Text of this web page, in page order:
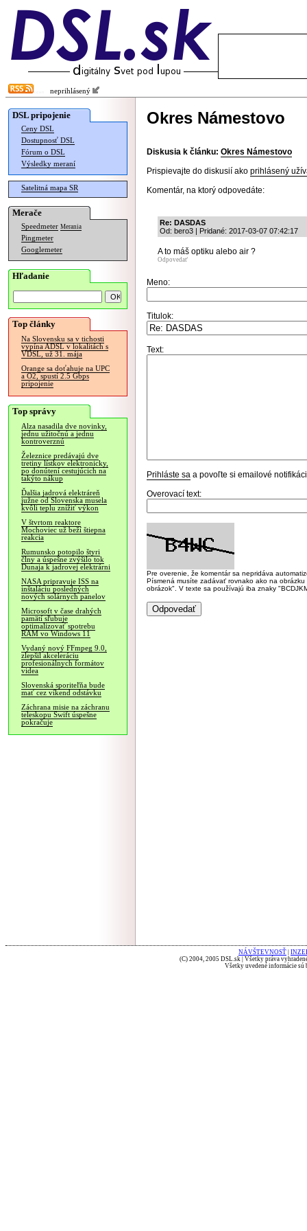
neprihlásený
DSL pripojenie
Ceny DSL
Dostupnosť DSL
Fórum o DSL
Výsledky meraní
Satelitná mapa SR
Merače
Speedmeter Merania
Pingmeter
Googlemeter
Hľadanie
Top články
Na Slovensku sa v tichosti
vypína ADSL v lokalitách s
VDSL, už 31. mája
Orange sa doťahuje na UPC
a O2, spustí 2.5 Gbps
pripojenie
Top správy
Alza nasadila dve novinky,
jednu užitočnú a jednu
kontroverznú
Železnice predávajú dve
tretiny lístkov elektronicky,
po donútení cestujúcich na
takýto nákup
Ďalšia jadrová elektráreň
južne od Slovenska musela
kvôli teplu znížiť výkon
V štvrtom reaktore
Mochoviec už beží štiepna
reakcia
Rumunsko potopilo štyri
člny a úspešne zvýšilo tok
Dunaja k jadrovej elektrárni
NASA pripravuje ISS na
inštaláciu posledných
nových solárnych panelov
Microsoft v čase drahých
pamätí sľubuje
optimalizovať spotrebu
RAM vo Windows 11
Vydaný nový FFmpeg 9.0,
zlepšil akceleráciu
profesionálnych formátov
videa
Slovenská sporiteľňa bude
mať cez víkend odstávku
Záchrana misie na záchranu
teleskopu Swift úspešne
pokračuje
Okres Námestovo
Diskusia k článku: Okres Námestovo
Prispievajte do diskusií ako prihlásený
Komentár, na ktorý odpovedáte:
Re: DASDAS
Od: bero3 | Pridané: 2017-03-07 07:42:17
A to máš optiku alebo air ?
Odpovedať
Meno:
Titulok:
Text:
Prihláste sa a povoľte si emailové
Overovací text:
Pre overenie, že komentár sa nepridáva
Písmená musíte zadávať rovnako ako na
obrázok". V texte sa používajú iba znaky
NÁVŠTEVNOSŤ
(C) 2004, 2005 DSL.sk | Všetky práva
Všetky uvedené informácie sú